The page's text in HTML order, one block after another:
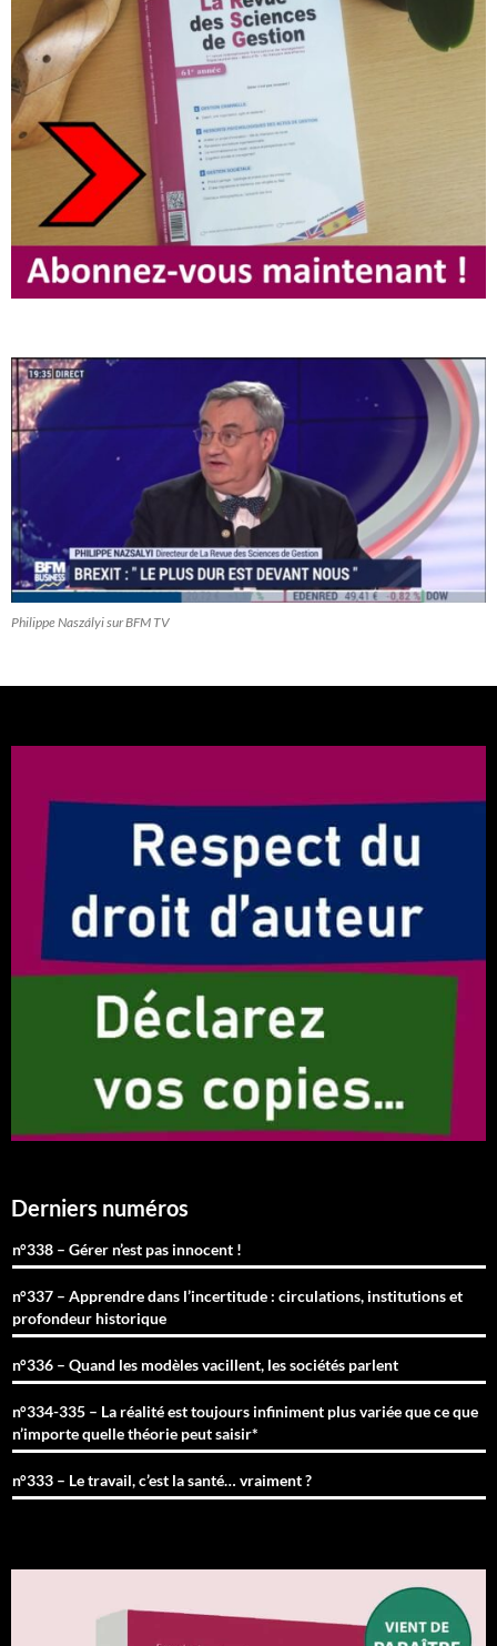
Philippe Naszályi sur BFM TV
Derniers numéros
n°338 – Gérer n’est pas innocent !
n°337 – Apprendre dans l’incertitude : circulations, institutions et
profondeur historique
n°336 – Quand les modèles vacillent, les sociétés parlent
n°334-335 – La réalité est toujours infiniment plus variée que ce que
n’importe quelle théorie peut saisir*
n°333 – Le travail, c’est la santé… vraiment ?